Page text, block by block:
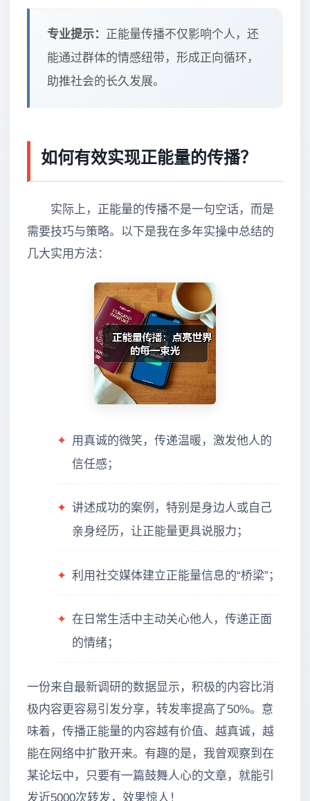
专业提示： 正能量传播不仅影响个人，还
能通过群体的情感纽带，形成正向循环，
助推社会的长久发展。
如何有效实现正能量的传播？
实际上，正能量的传播不是一句空话，而是
需要技巧与策略。以下是我在多年实操中总结的
几大实用方法：
✦ 用真诚的微笑，传递温暖，激发他人的
信任感；
✦ 讲述成功的案例，特别是身边人或自己
亲身经历，让正能量更具说服力；
✦ 利用社交媒体建立正能量信息的“桥梁”；
✦ 在日常生活中主动关心他人，传递正面
的情绪；
一份来自最新调研的数据显示，积极的内容比消
极内容更容易引发分享，转发率提高了50%。意
味着，传播正能量的内容越有价值、越真诚，越
能在网络中扩散开来。有趣的是，我曾观察到在
某论坛中，只要有一篇鼓舞人心的文章，就能引
发近5000次转发，效果惊人！